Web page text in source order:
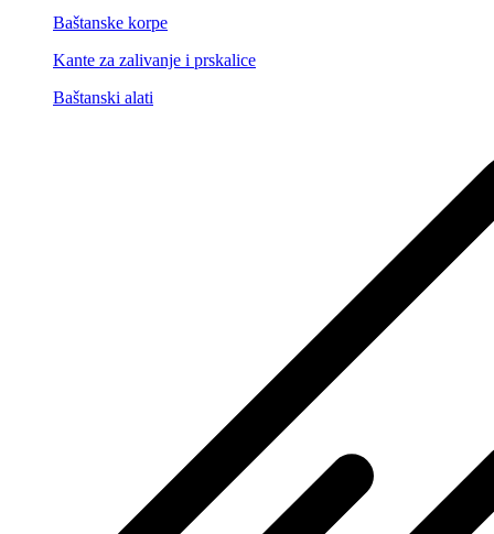
Baštanske korpe
Kante za zalivanje i prskalice
Baštanski alati